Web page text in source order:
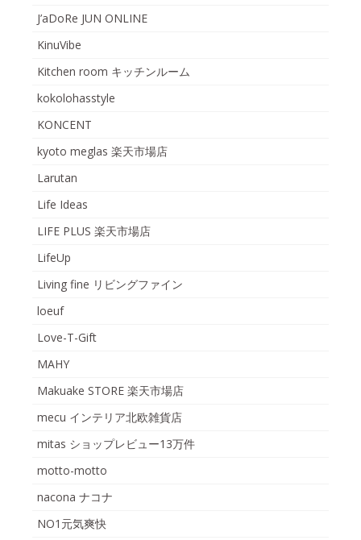
J’aDoRe JUN ONLINE
KinuVibe
Kitchen room キッチンルーム
kokolohasstyle
KONCENT
kyoto meglas 楽天市場店
Larutan
Life Ideas
LIFE PLUS 楽天市場店
LifeUp
Living fine リビングファイン
loeuf
Love-T-Gift
MAHY
Makuake STORE 楽天市場店
mecu インテリア北欧雑貨店
mitas ショップレビュー13万件
motto-motto
nacona ナコナ
NO1元気爽快